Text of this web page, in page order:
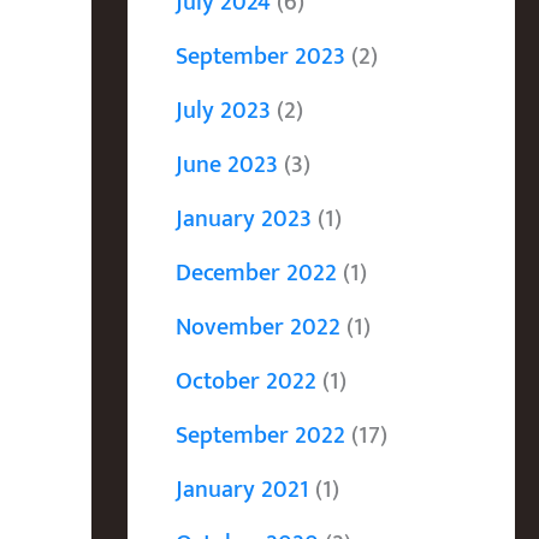
September 2023 (2)
July 2023 (2)
June 2023 (3)
January 2023 (1)
December 2022 (1)
November 2022 (1)
October 2022 (1)
September 2022 (17)
January 2021 (1)